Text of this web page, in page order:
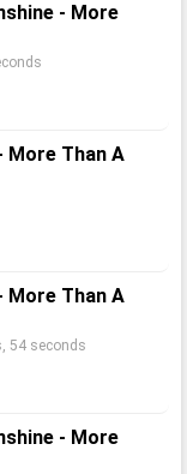
- More
More Than A
More Than A
54 seconds
- More